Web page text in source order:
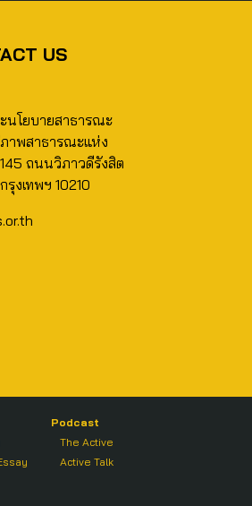
US
นโยบายสาธารณะ
ภาพสาธารณะแห่ง
ถนนวิภาวดีรังสิต
งเทพฯ 10210
Podcast
The Active
Active Talk